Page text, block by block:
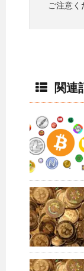
ご注意く
関連